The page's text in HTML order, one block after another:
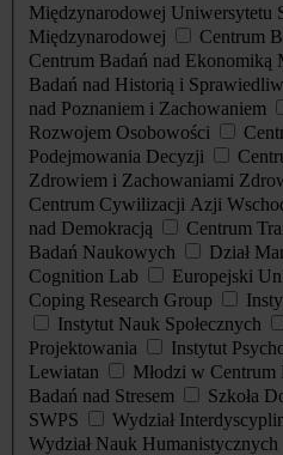
Międzynarodowej Uniwersytetu
Międzynarodowej
Centrum
Centrum Badań nad Ekonomiką
Badań nad Historią i
nad Poznaniem i Zachowaniem
Rozwojem Osobowości
Podejmowania Decyzji
Zdrowiem i Zachowaniami
Centrum Cywilizacji Azji
nad Demokracją
Centrum
Badań Naukowych
Dział
Cognition Lab
Europejski
Coping Research Group
Instytut Nauk Społecznych
Projektowania
Instytut
Lewiatan
Młodzi w Centrum
Badań nad Stresem
Szkoła
SWPS
Wydział
Wydział Nauk Humanistycznych